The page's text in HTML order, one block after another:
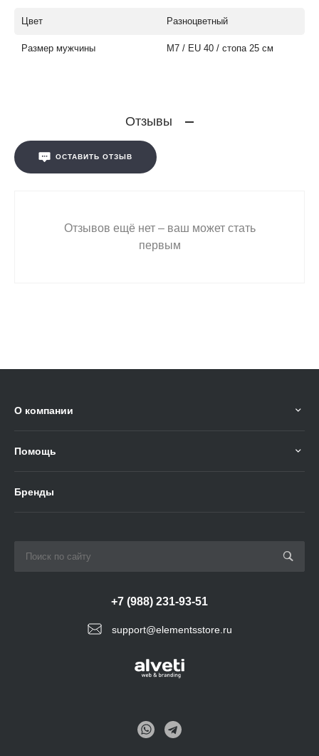
Цвет Разноцветный
Размер мужчины M7 / EU 40 / стопа 25 см
Отзывы
ОСТАВИТЬ ОТЗЫВ
Отзывов ещё нет – ваш может стать
первым
О компании
Помощь
Бренды
support@elementsstore.ru
+7 (988) 231-93-51